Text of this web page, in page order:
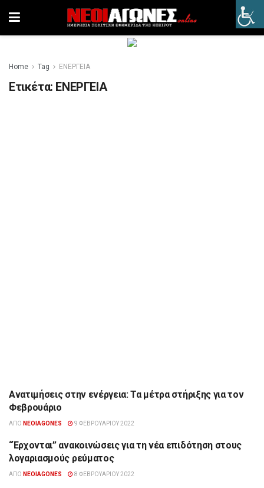
Home Tag ΕΝΕΡΓΕΙΑ
Ετικέτα: ΕΝΕΡΓΕΙΑ
ΕΠΙΚΑΙΡΌΤΗΤΑ
Ανατιμήσεις στην ενέργεια: Τα μέτρα στήριξης για τον
Φεβρουάριο
ΑΠΌ NEOIAGONES 9 ΦΕΒΡΟΥΑΡΊΟΥ 2022
ΟΙΚΟΝΟΜΊΑ
“Έρχονται” ανακοινώσεις για τη νέα επιδότηση στους
λογαριασμούς ρεύματος
ΑΠΌ NEOIAGONES 8 ΦΕΒΡΟΥΑΡΊΟΥ 2022